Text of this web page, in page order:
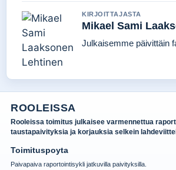
KIRJOITTAJASTA
Mikael Sami
Julkaisemme päivittäin
ROOLEISSA
Rooleissa toimitus julkaisee varmennettua
taustapaivityksia ja korjauksia selkein
Toimituspoyta
Paivapaiva raportointisykli jatkuvilla paivityksilla.